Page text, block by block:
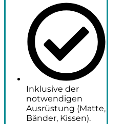
Inklusive der
notwendigen
Ausrüstung (Matte,
Bänder, Kissen).